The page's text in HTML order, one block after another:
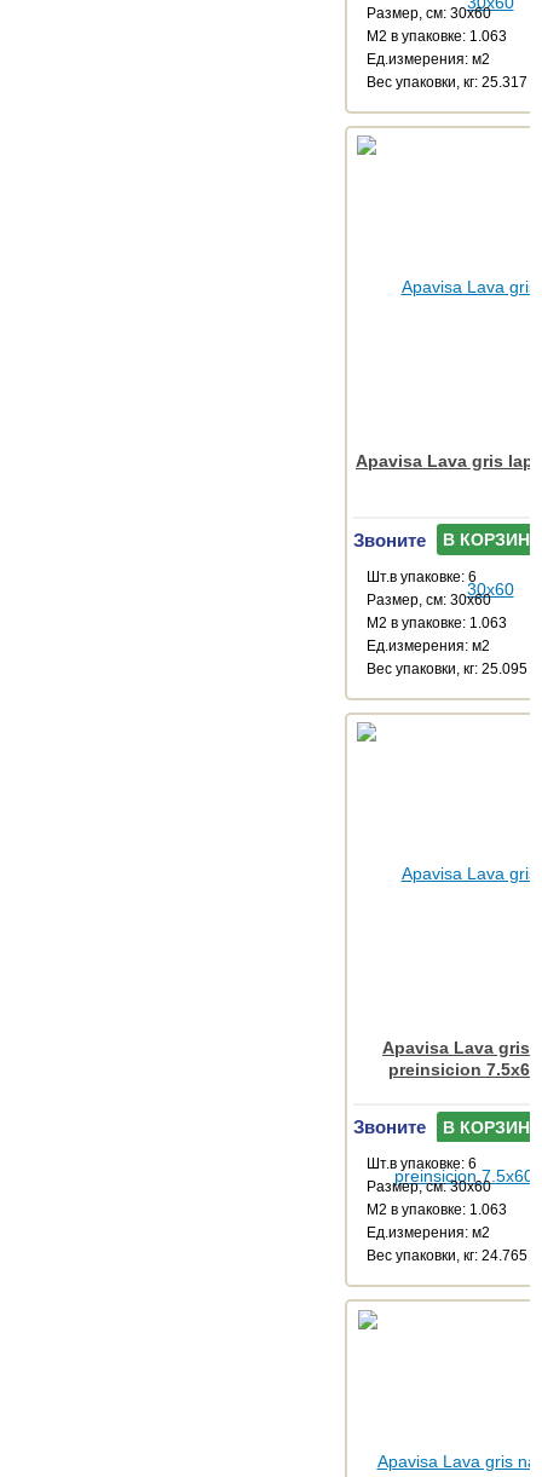
Размер, см: 30x60
М2 в упаковке: 1.063
Ед.измерения: м2
Веc упаковки, кг: 25.317
Apavisa Lava gris
Звоните В КОРЗИНУ
Шт.в упаковке: 6
Размер, см: 30x60
М2 в упаковке: 1.063
Ед.измерения: м2
Веc упаковки, кг: 25.095
Apavisa Lava gris
preinsicion 7.5x60
Звоните В КОРЗИНУ
Шт.в упаковке: 6
Размер, см: 30x60
М2 в упаковке: 1.063
Ед.измерения: м2
Веc упаковки, кг: 24.765